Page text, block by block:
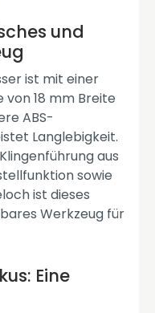
und
ist mit einer
18 mm Breite
ABS-
Langlebigkeit.
aus
sowie
ist dieses
Werkzeug für
Eine